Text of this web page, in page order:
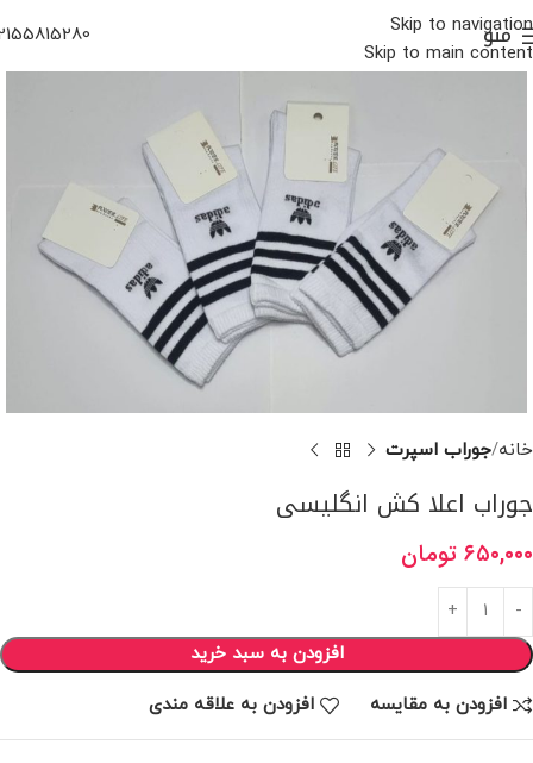
Skip to navigation
Skip to main content
منو
خانه جوراب اسپرت
جوراب اعلا کش انگلیسی
۶۵۰,۰۰۰ تومان
افزودن به سبد خرید
افزودن به مقایسه افزودن به علاقه مندی